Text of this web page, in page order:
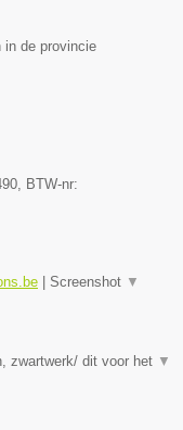
in de provincie
, BTW-nr:
| Screenshot ▼
zwartwerk/ dit voor het ▼